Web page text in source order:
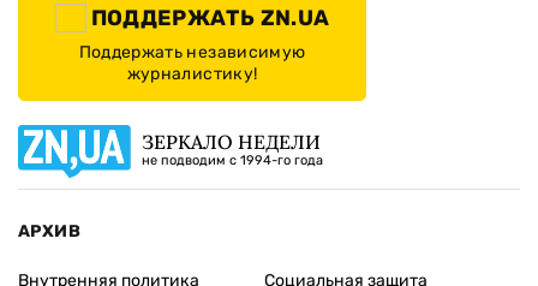
ПОДДЕРЖАТЬ ZN.UA
Поддержать независимую
журналистику!
ЗЕРКАЛО НЕДЕЛИ
не подводим с 1994-го года
АРХИВ
Внутренняя политика
Социальная защита